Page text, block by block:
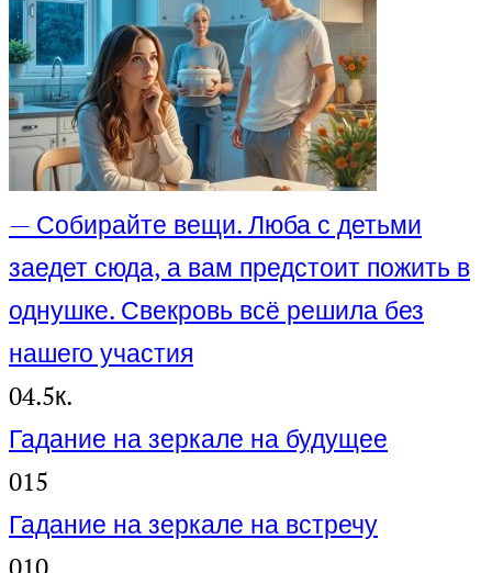
— Собирайте вещи. Люба с детьми
заедет сюда, а вам предстоит пожить в
однушке. Свекровь всё решила без
нашего участия
04.5к.
Гадание на зеркале на будущее
015
Гадание на зеркале на встречу